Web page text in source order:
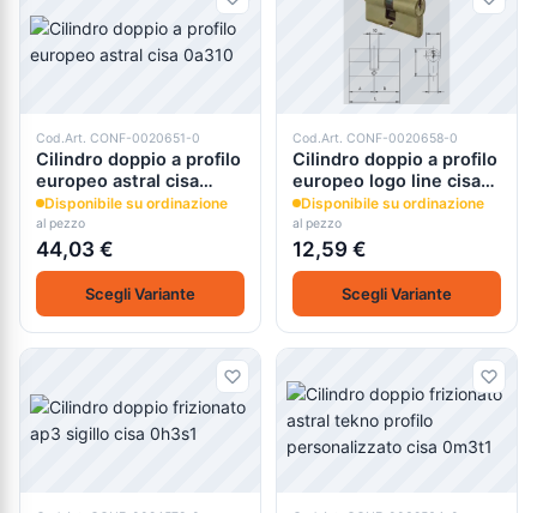
Cod.Art. CONF-0020651-0
Cilindro doppio a profilo
europeo astral cisa
0a310
Disponibile su ordinazione
al pezzo
44,03 €
Scegli Variante
Cod.Art. CONF-0020658-0
Cilindro doppio a profilo
europeo logo line cisa
08011
Disponibile su ordinazione
al pezzo
12,59 €
Scegli Variante